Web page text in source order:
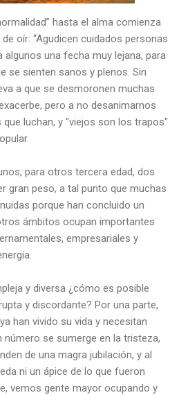
hasta el alma comienza
oír: “Agudicen cuidados personas
algunos una fecha muy lejana, para
se sienten sanos y plenos. Sin
a que se desmoronen muchas
pero a no desanimarnos
luchan, y "viejos son los trapos"
para otros tercera edad, dos
gran peso, a tal punto que muchas
porque han concluido un
ámbitos ocupan importantes
empresariales y
y diversa ¿cómo es posible
y discordante? Por una parte,
han vivido su vida y necesitan
número se sumerge en la tristeza,
de una magra jubilación, y al
ni un ápice de lo que fueron
vemos gente mayor ocupando y